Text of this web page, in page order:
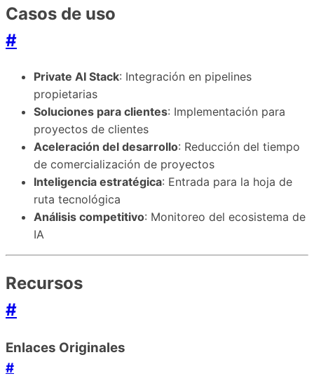
Casos de uso
#
Private AI Stack: Integración en pipelines
propietarias
Soluciones para clientes: Implementación para
proyectos de clientes
Aceleración del desarrollo: Reducción del tiempo
de comercialización de proyectos
Inteligencia estratégica: Entrada para la hoja de
ruta tecnológica
Análisis competitivo: Monitoreo del ecosistema de
IA
Recursos
#
Enlaces Originales
#